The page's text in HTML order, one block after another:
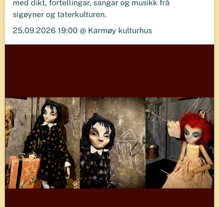
med dikt, fortellingar, sangar og musikk frå
sigøyner og taterkulturen.
25.09.2026 19:00 @ Karmøy kulturhus